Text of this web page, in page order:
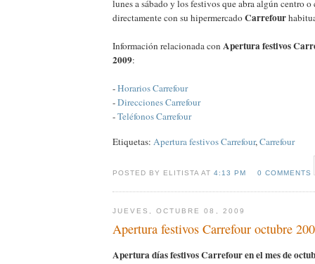
lunes a sábado y los festivos que abra algún centro
directamente con su hipermercadoCarrefour
Información relacionada con Apertura festivos
2009:
-Horarios Carrefour
-Direcciones Carrefour
-Teléfonos Carrefour
Etiquetas: Apertura festivos Carrefour,Carrefour
POSTED BY ELITISTA AT4:13 PM 0 COMMENTS
JUEVES, OCTUBRE 08, 2009
Apertura festivos Carrefour octubre
Apertura días festivos Carrefour en el mes de